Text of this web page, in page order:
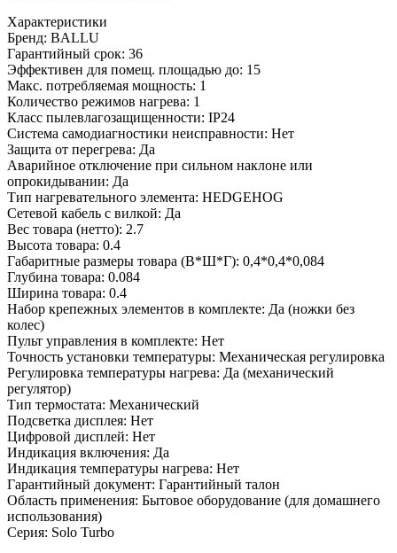
Характеристики
Бренд: BALLU
Гарантийный срок: 36
Эффективен для помещ. площадью до: 15
Макс. потребляемая мощность: 1
Количество режимов нагрева: 1
Класс пылевлагозащищенности: IP24
Система самодиагностики неисправности: Нет
Защита от перегрева: Да
Аварийное отключение при сильном наклоне или
опрокидывании: Да
Тип нагревательного элемента: HEDGEHOG
Сетевой кабель с вилкой: Да
Вес товара (нетто): 2.7
Высота товара: 0.4
Габаритные размеры товара (В*Ш*Г): 0,4*0,4*0,084
Глубина товара: 0.084
Ширина товара: 0.4
Набор крепежных элементов в комплекте: Да (ножки без
колес)
Пульт управления в комплекте: Нет
Точность установки температуры: Механическая регулировка
Регулировка температуры нагрева: Да (механический
регулятор)
Тип термостата: Механический
Подсветка дисплея: Нет
Цифровой дисплей: Нет
Индикация включения: Да
Индикация температуры нагрева: Нет
Гарантийный документ: Гарантийный талон
Область применения: Бытовое оборудование (для домашнего
использования)
Серия: Solo Turbo